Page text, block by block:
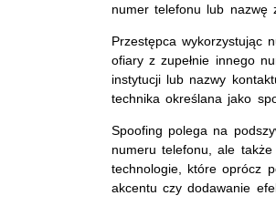
numer telefonu lub nazwę
Przestępca wykorzystując
ofiary z zupełnie innego
instytucji lub nazwy
technika określana jako
Spoofing polega na
numeru telefonu, ale
technologie, które oprócz
akcentu czy dodawanie